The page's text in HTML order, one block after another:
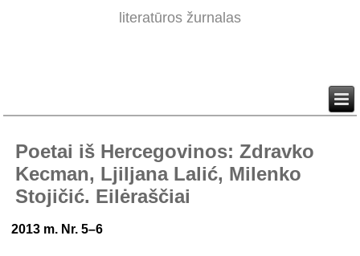
literatūros žurnalas
Poetai iš Hercegovinos: Zdravko
Kecman, Ljiljana Lalić, Milenko
Stojičić. Eilėraščiai
2013 m. Nr. 5–6